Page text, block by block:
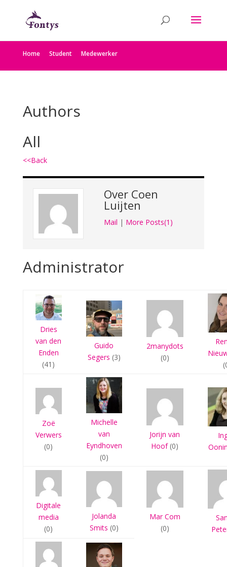
Home Student Medewerker
Authors
All
<<Back
Over Coen
Luijten
Mail | More Posts(1)
Administrator
Dries
van den
Enden
(41)
Guido
Segers (3)
2manydots
(0)
Zoë
Verwers
(0)
Michelle
van
Eyndhoven
(0)
Jorijn van
Hoof(0)
Digitale
media
(0)
Jolanda
Smits (0)
Mar Com
(0)